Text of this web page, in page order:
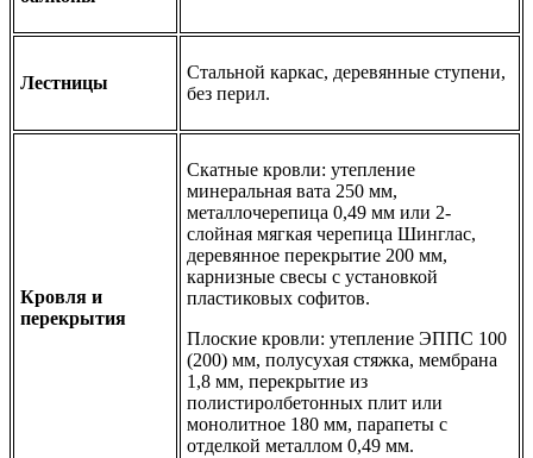
Лестницы
Стальной каркас, деревянные ступени,
без перил.
Кровля и
перекрытия
Скатные кровли: утепление
минеральная вата 250 мм,
металлочерепица 0,49 мм или 2-
слойная мягкая черепица Шинглас,
деревянное перекрытие 200 мм,
карнизные свесы с установкой
пластиковых софитов.
Плоские кровли: утепление ЭППС 100
(200) мм, полусухая стяжка, мембрана
1,8 мм, перекрытие из
полистиролбетонных плит или
монолитное 180 мм, парапеты с
отделкой металлом 0,49 мм.